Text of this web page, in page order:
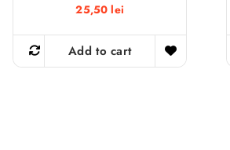
25,50lei
Add to cart